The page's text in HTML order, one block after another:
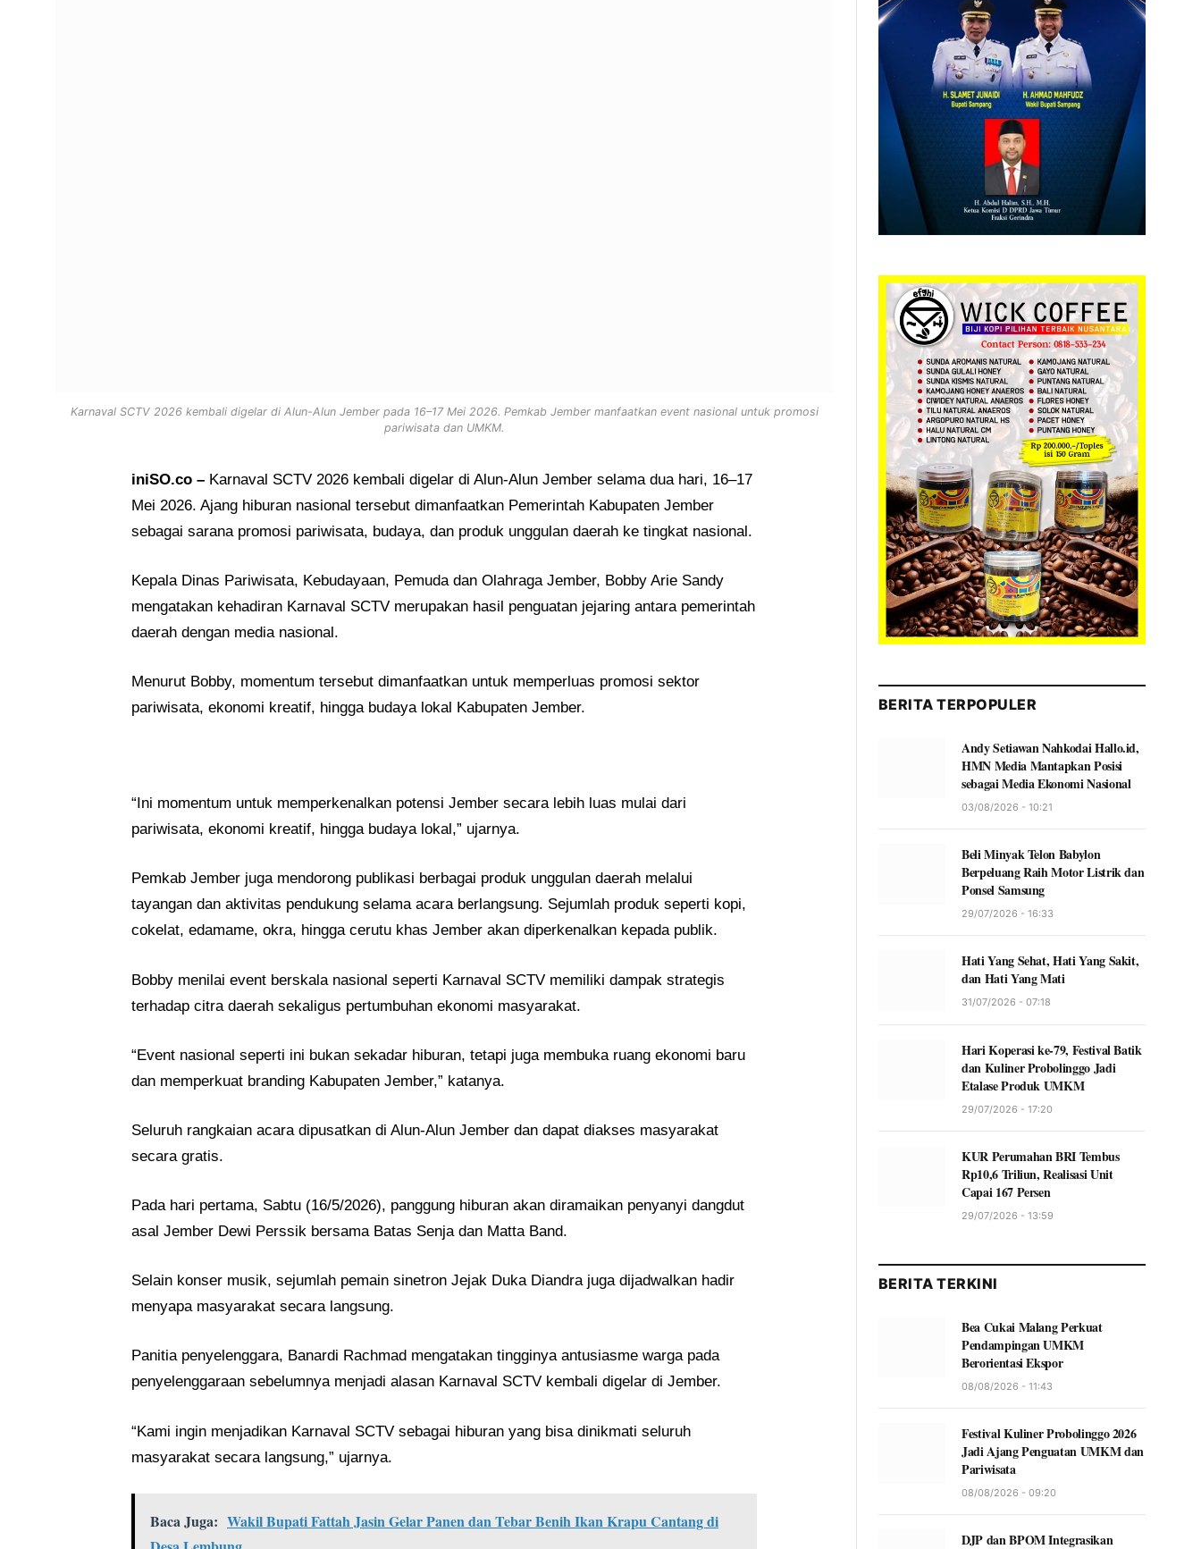
Karnaval SCTV 2026 kembali digelar di Alun-Alun Jember pada 16–17 Mei 2026. Pemkab Jember manfaatkan event nasional untuk promosi
pariwisata dan UMKM.
iniSO.co – Karnaval SCTV 2026 kembali digelar di Alun-Alun Jember selama dua hari, 16–17
Mei 2026. Ajang hiburan nasional tersebut dimanfaatkan Pemerintah Kabupaten Jember
sebagai sarana promosi pariwisata, budaya, dan produk unggulan daerah ke tingkat nasional.
Kepala Dinas Pariwisata, Kebudayaan, Pemuda dan Olahraga Jember, Bobby Arie Sandy
mengatakan kehadiran Karnaval SCTV merupakan hasil penguatan jejaring antara pemerintah
daerah dengan media nasional.
Menurut Bobby, momentum tersebut dimanfaatkan untuk memperluas promosi sektor
pariwisata, ekonomi kreatif, hingga budaya lokal Kabupaten Jember.
“Ini momentum untuk memperkenalkan potensi Jember secara lebih luas mulai dari
pariwisata, ekonomi kreatif, hingga budaya lokal,” ujarnya.
Pemkab Jember juga mendorong publikasi berbagai produk unggulan daerah melalui
tayangan dan aktivitas pendukung selama acara berlangsung. Sejumlah produk seperti kopi,
cokelat, edamame, okra, hingga cerutu khas Jember akan diperkenalkan kepada publik.
Bobby menilai event berskala nasional seperti Karnaval SCTV memiliki dampak strategis
terhadap citra daerah sekaligus pertumbuhan ekonomi masyarakat.
“Event nasional seperti ini bukan sekadar hiburan, tetapi juga membuka ruang ekonomi baru
dan memperkuat branding Kabupaten Jember,” katanya.
Seluruh rangkaian acara dipusatkan di Alun-Alun Jember dan dapat diakses masyarakat
secara gratis.
Pada hari pertama, Sabtu (16/5/2026), panggung hiburan akan diramaikan penyanyi dangdut
asal Jember Dewi Perssik bersama Batas Senjadan Matta Band.
Selain konser musik, sejumlah pemain sinetron Jejak Duka Diandrajuga dijadwalkan hadir
menyapa masyarakat secara langsung.
Panitia penyelenggara, Banardi Rachmad mengatakan tingginya antusiasme warga pada
penyelenggaraan sebelumnya menjadi alasan Karnaval SCTV kembali digelar di Jember.
“Kami ingin menjadikan Karnaval SCTV sebagai hiburan yang bisa dinikmati seluruh
masyarakat secara langsung,” ujarnya.
Baca Juga: Wakil Bupati Fattah Jasin Gelar Panen dan Tebar Benih Ikan Krapu Cantang di
BERITA TERPOPULER
Andy Setiawan Nahkodai Hallo.id,
HMN Media Mantapkan Posisi
sebagai Media Ekonomi Nasional
03/08/2026 - 10:21
Beli Minyak Telon Babylon
Berpeluang Raih Motor Listrik dan
Ponsel Samsung
29/07/2026 - 16:33
Hati Yang Sehat, Hati Yang Sakit,
dan Hati Yang Mati
31/07/2026 - 07:18
Hari Koperasi ke-79, Festival Batik
dan Kuliner Probolinggo Jadi
Etalase Produk UMKM
29/07/2026 - 17:20
KUR Perumahan BRI Tembus
Rp10,6 Triliun, Realisasi Unit
Capai 167 Persen
29/07/2026 - 13:59
BERITA TERKINI
Bea Cukai Malang Perkuat
Pendampingan UMKM
Berorientasi Ekspor
08/08/2026 - 11:43
Festival Kuliner Probolinggo 2026
Jadi Ajang Penguatan UMKM dan
Pariwisata
08/08/2026 - 09:20
DJP dan BPOM Integrasikan